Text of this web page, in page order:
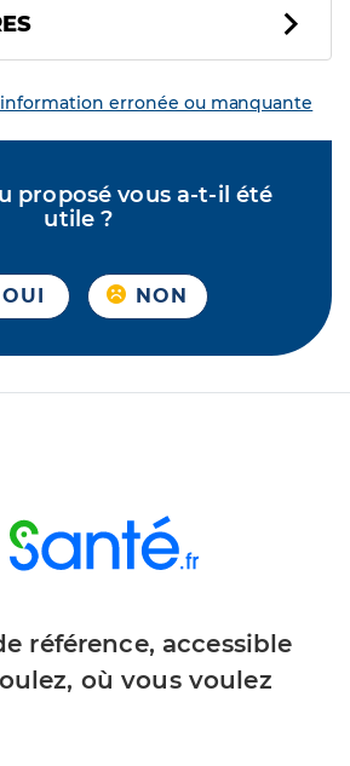
erronée ou manquante
proposé vous a-t-il été
utile ?
OUI NON
référence, accessible
où vous voulez